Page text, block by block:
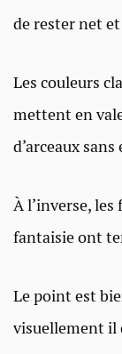
de rester net
Les couleurs
mettent en
d’arceaux
À l’inverse,
fantaisie ont
Le point est
visuellement il